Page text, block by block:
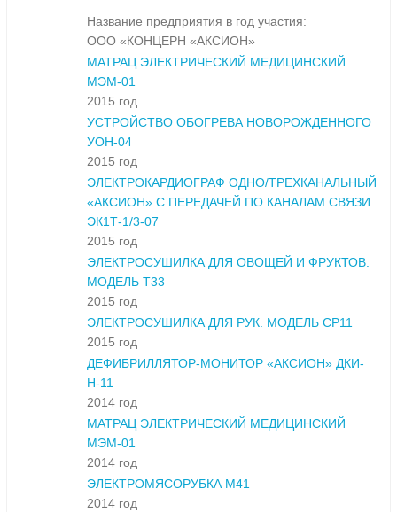
Название предприятия в год участия:
ООО «КОНЦЕРН «АКСИОН»
МАТРАЦ ЭЛЕКТРИЧЕСКИЙ МЕДИЦИНСКИЙ
МЭМ-01
2015 год
УСТРОЙСТВО ОБОГРЕВА НОВОРОЖДЕННОГО
УОН-04
2015 год
ЭЛЕКТРОКАРДИОГРАФ ОДНО/ТРЕХКАНАЛЬНЫЙ
«АКСИОН» С ПЕРЕДАЧЕЙ ПО КАНАЛАМ СВЯЗИ
ЭК1Т-1/3-07
2015 год
ЭЛЕКТРОСУШИЛКА ДЛЯ ОВОЩЕЙ И ФРУКТОВ.
МОДЕЛЬ Т33
2015 год
ЭЛЕКТРОСУШИЛКА ДЛЯ РУК. МОДЕЛЬ СР11
2015 год
ДЕФИБРИЛЛЯТОР-МОНИТОР «АКСИОН» ДКИ-
Н-11
2014 год
МАТРАЦ ЭЛЕКТРИЧЕСКИЙ МЕДИЦИНСКИЙ
МЭМ-01
2014 год
ЭЛЕКТРОМЯСОРУБКА М41
2014 год